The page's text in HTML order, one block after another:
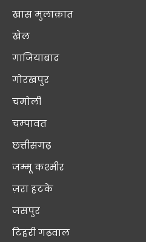
खास मुलाक़ात
खेल
गाजियाबाद
गोरखपुर
चमोली
चम्पावत
छत्तीसगढ़
जम्मू कश्मीर
ज़रा हटके
जसपुर
टिहरी गढ़वाल